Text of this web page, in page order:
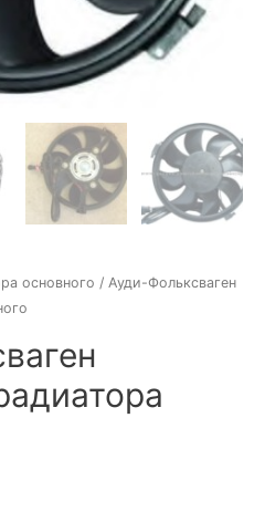
основного / Ауди-Фольксваген